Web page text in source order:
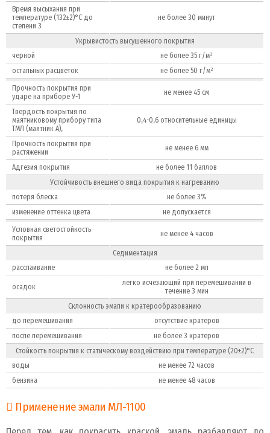
Время высыхания при
температуре (132±2)°С до
степени 3
не более 30 минут
Укрывистость высушенного покрытия
черной
не более 35 г/м²
остальных расцветок
не более 50 г/м²
Прочность покрытия при
ударе на приборе У-1
не менее 45 см
Твердость покрытия по
маятниковому прибору типа
ТМЛ (маятник А),
0,4-0,6 относительные единицы
Прочность покрытия при
растяжении
не менее 6 мм
Адгезия покрытия
не более 11 баллов
Устойчивость внешнего вида покрытия к нагреванию
потеря блеска
не более 3%
изменение оттенка цвета
не допускается
Условная светостойкость
покрытия
не менее 4 часов
Седиментация
расслаивание
не более 2 мл
осадок
легко исчезающий при перемешивании в
течение 3 мин
Склонность эмали к кратерообразованию
до перемешивания
отсутствие кратеров
после перемешивания
не более 3 кратеров
Стойкость покрытия к статическому воздейст­вию при температуре (20±2)°С
воды
не менее 72 часов
бензина
не менее 48 часов
Применение эмали МЛ-1100